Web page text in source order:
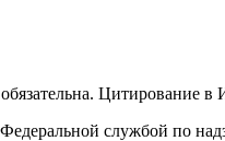
обязательна. Цитирование
службой по